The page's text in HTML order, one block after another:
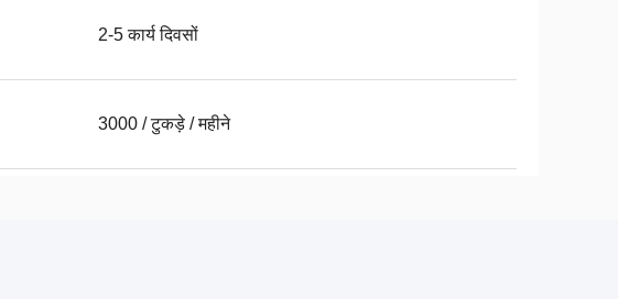
2-5 कार्य दिवसों
3000 / टुकड़े / महीने